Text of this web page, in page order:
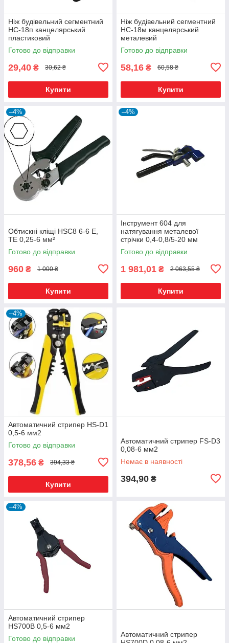
Ніж будівельний сегментний
НС-18п канцелярський
пластиковий
Готово до відправки
29,40 ₴ 30,62 ₴
Купити
Ніж будівельний сегментний
НС-18м канцелярський
металевий
Готово до відправки
58,16 ₴ 60,58 ₴
Купити
–4%
Обтискні кліщі HSC8 6-6 Е,
ТЕ 0,25-6 мм²
Готово до відправки
960 ₴ 1 000 ₴
Купити
–4%
Інструмент 604 для
натягування металевої
стрічки 0,4-0,8/5-20 мм
Готово до відправки
1 981,01 ₴ 2 063,55 ₴
Купити
–4%
Автоматичний стрипер HS-D1
0,5-6 мм2
Готово до відправки
378,56 ₴ 394,33 ₴
Купити
Автоматичний стрипер FS-D3
0,08-6 мм2
Немає в наявності
394,90 ₴
–4%
Автоматичний стрипер
HS700B 0,5-6 мм2
Готово до відправки
Автоматичний стрипер